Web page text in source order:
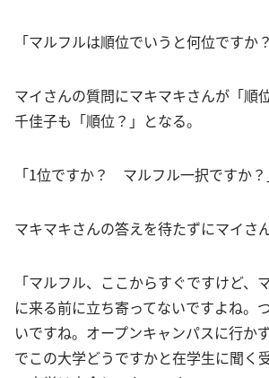
「マルフルは順位でいうと何位ですか？
マイさんの質問にマキマキさんが「順
千佳子も「順位？」となる。
「1位ですか？ マルフル一択ですか？
マキマキさんの答えを待たずにマイさ
「マルフル、ここからすぐですけど、
に来る前に立ち寄ってないですよね。
いですね。オープンキャンパスに行か
でこの大学どうですかと在学生に聞く